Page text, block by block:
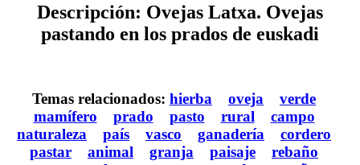
Descripción: Ovejas Latxa. Ovejas
pastando en los prados de euskadi
Temas relacionados: hierba oveja
verde
mamífero
prado pasto rural
campo
naturaleza
país vasco ganadería
cordero
pastar
animal granja paisaje
rebaño